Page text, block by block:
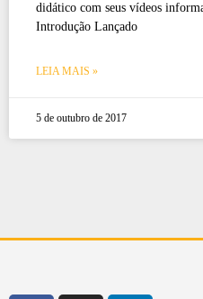
didático com seus vídeos
Introdução Lançado
LEIA MAIS »
5 de outubro de 2017